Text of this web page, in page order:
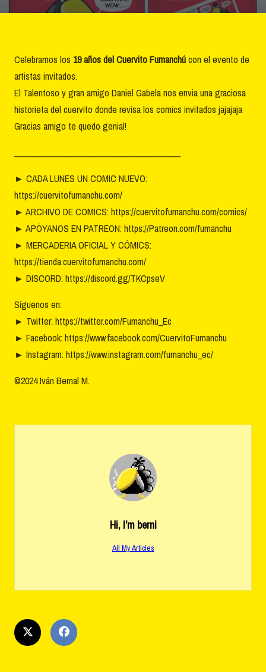
Celebramos los 19 años del Cuervito Fumanchúcon el evento de
artistas invitados.
El Talentoso y gran amigo Daniel Gabela nos envia una graciosa
historieta del cuervito donde revisa los comics invitados jajajaja
Gracias amigo te quedo genial!
► CADA LUNES UN COMIC NUEVO:
https://cuervitofumanchu.com/
► ARCHIVO DE COMICS: https://cuervitofumanchu.com/comics/
► APÓYANOS EN PATREON: https://Patreon.com/fumanchu
► MERCADERIA OFICIAL Y CÓMICS:
https://tienda.cuervitofumanchu.com/
► DISCORD: https://discord.gg/TKCpseV
Síguenos en:
► Twitter: https://twitter.com/Fumanchu_Ec
► Facebook: https://www.facebook.com/CuervitoFumanchu
► Instagram: https://www.instagram.com/fumanchu_ec/
©2024 Iván Bernal M.
Hi, I’m berni
All My Articles